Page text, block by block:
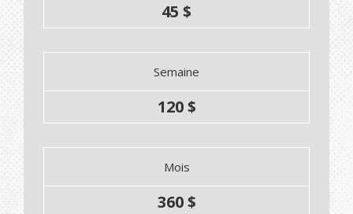
45 $
Semaine
120 $
Mois
360 $